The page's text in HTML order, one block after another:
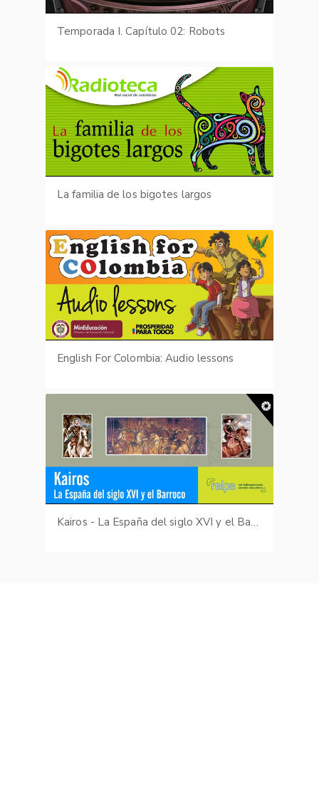
Temporada I. Capítulo 02: Robots
La familia de los bigotes largos
English For Colombia: Audio lessons
Kairos - La España del siglo XVI y el Barroco